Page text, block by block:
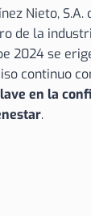
Nieto,
de la
2024 se
continuo
en la
.